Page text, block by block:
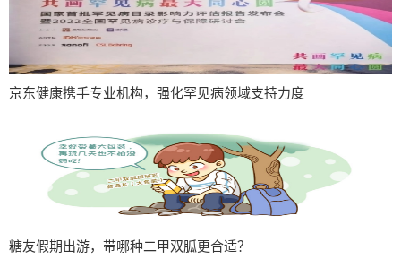
京东健康携手专业机构，强化罕见病领域支持力度
糖友假期出游，带哪种二甲双胍更合适？